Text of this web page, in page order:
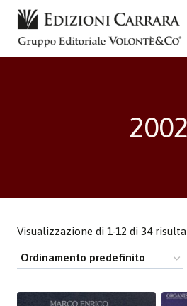
Salta
contenuto
2002
Visualizzazione di 1-12 di 34